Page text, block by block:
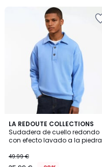
LA REDOUTE COLLECTIONS
Sudadera de cuello redondo
con efecto lavado a la piedra
49.99 €
4,7
/ 5
3
Colores